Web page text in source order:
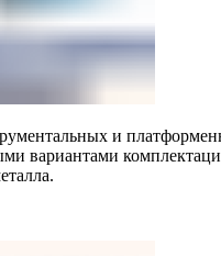
и
вариантами